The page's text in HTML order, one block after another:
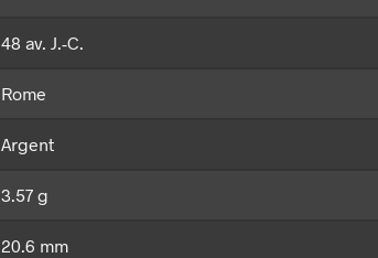
48 av. J.-C.
Rome
Argent
3.57 g
20.6 mm